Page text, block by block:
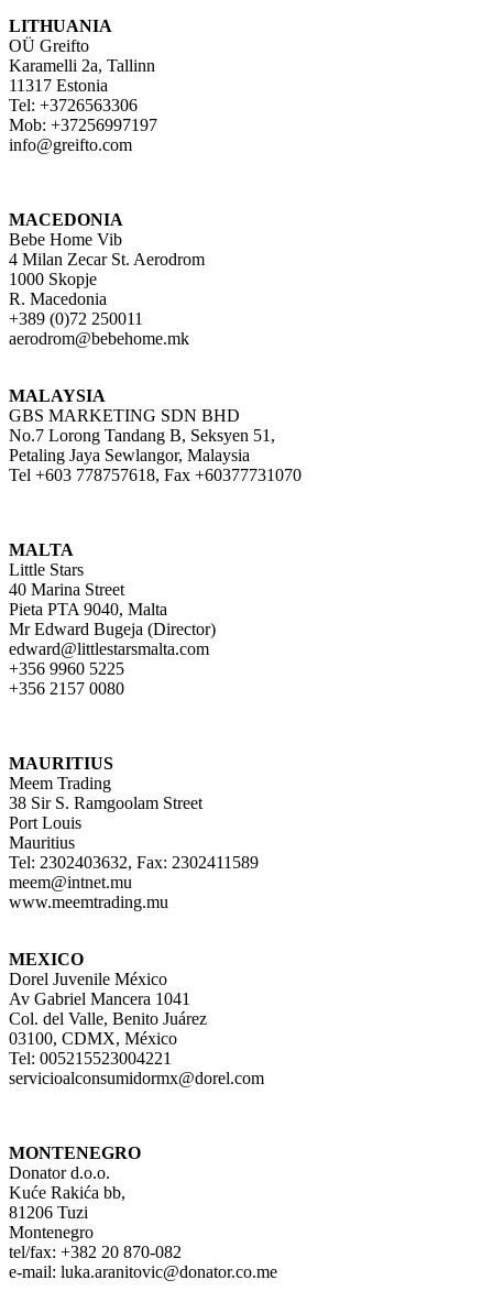
LITHUANIA
OÜ Greifto
Karamelli 2a, Tallinn
11317 Estonia
Tel: +3726563306
Mob: +37256997197
info@greifto.com
MACEDONIA
Bebe Home Vib
4 Milan Zecar St. Aerodrom
1000 Skopje
R. Macedonia
+389 (0)72 250011
aerodrom@bebehome.mk
MALAYSIA
GBS MARKETING SDN BHD
No.7 Lorong Tandang B, Seksyen 51,
Petaling Jaya Sewlangor, Malaysia
Tel +603 778757618, Fax +60377731070
MALTA
Little Stars
40 Marina Street
Pieta PTA 9040, Malta
Mr Edward Bugeja (Director)
edward@littlestarsmalta.com
+356 9960 5225
+356 2157 0080
MAURITIUS
Meem Trading
38 Sir S. Ramgoolam Street
Port Louis
Mauritius
Tel: 2302403632, Fax: 2302411589
meem@intnet.mu
www.meemtrading.mu
MEXICO
Dorel Juvenile México
Av Gabriel Mancera 1041
Col. del Valle, Benito Juárez
03100, CDMX, México
Tel: 005215523004221
servicioalconsumidormx@dorel.com
MONTENEGRO
Donator d.o.o.
Kuće Rakića bb,
81206 Tuzi
Montenegro
tel/fax: +382 20 870-082
e-mail: luka.aranitovic@donator.co.me